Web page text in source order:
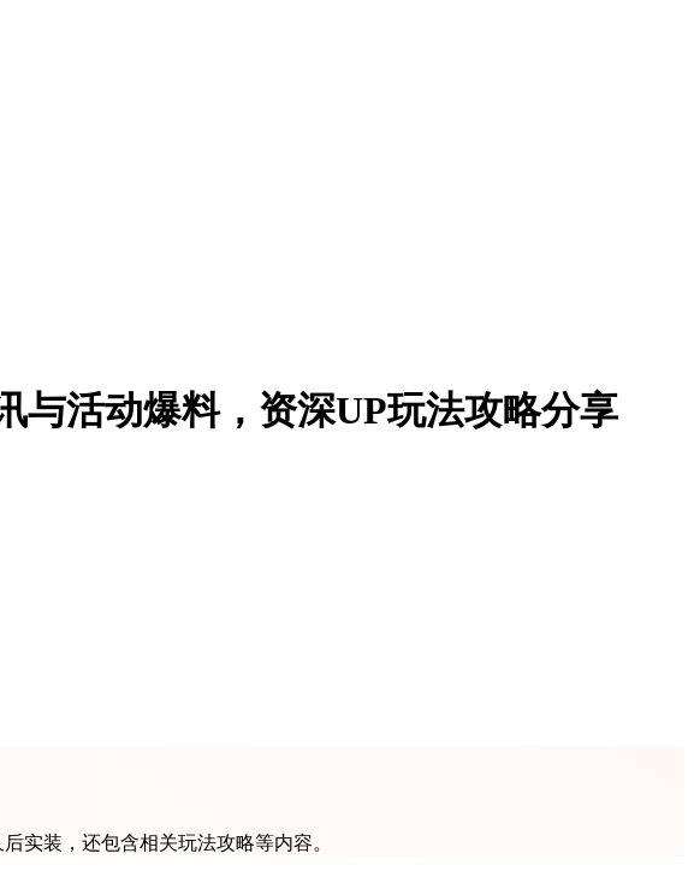
与活动爆料，资深UP玩法攻略分享
实装，还包含相关玩法攻略等内容。